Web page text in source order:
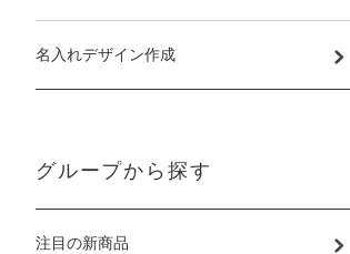
名入れデザイン作成
グループから探す
注目の新商品